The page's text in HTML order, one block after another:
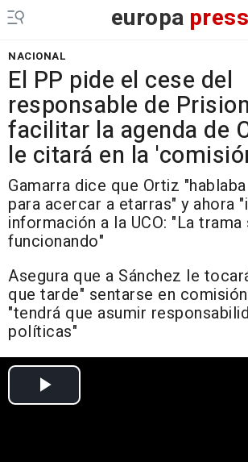
europa press
NACIONAL
El PP pide el cese del
responsable de
facilitar la agenda de
le citará en la
Gamarra dice que Ortiz
para acercar a etarras" y ahora
información a la UCO: "La trama
funcionando"
Asegura que a Sánchez le
que tarde" sentarse en
"tendrá que asumir
políticas"